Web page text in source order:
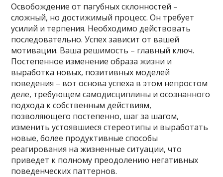
Освобождение от пагубных склонностей –
сложный, но достижимый процесс. Он требует
усилий и терпения. Необходимо действовать
последовательно. Успех зависит от вашей
мотивации. Ваша решимость – главный ключ.
Постепенное изменение образа жизни и
выработка новых, позитивных моделей
поведения – вот основа успеха в этом непростом
деле, требующем самодисциплины и осознанного
подхода к собственным действиям,
позволяющего постепенно, шаг за шагом,
изменить устоявшиеся стереотипы и выработать
новые, более продуктивные способы
реагирования на жизненные ситуации, что
приведет к полному преодолению негативных
поведенческих паттернов.